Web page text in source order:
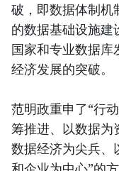
破，即数据体制机
的数据基础设施建
国家和专业数据
经济发展的突破。
范明政重申了“行
筹推进、以数据为
数据经济为尖兵、